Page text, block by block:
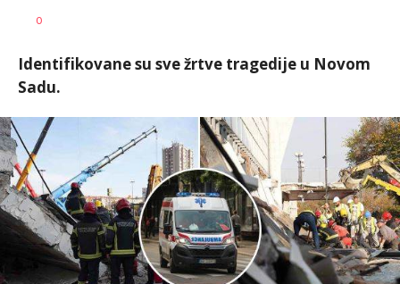
AUTOR
0
Identifikovane su sve žrtve tragedije u Novom
Sadu.